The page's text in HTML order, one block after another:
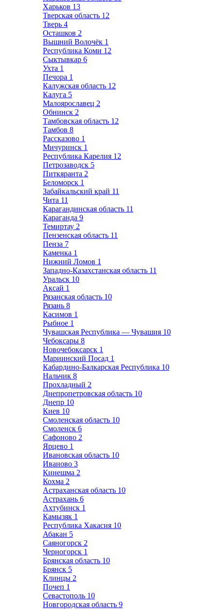
Харьков 13
Тверская область 12
Тверь 4
Осташков 2
Вышний Волочёк 1
Республика Коми 12
Сыктывкар 6
Ухта 1
Печора 1
Калужская область 12
Калуга 5
Малоярославец 2
Обнинск 2
Тамбовская область 12
Тамбов 8
Рассказово 1
Мичуринск 1
Республика Карелия 12
Петрозаводск 5
Питкяранта 2
Беломорск 1
Забайкальский край 11
Чита 11
Карагандинская область 11
Караганда 9
Темиртау 2
Пензенская область 11
Пенза 7
Каменка 1
Нижний Ломов 1
Западно-Казахстанская область 11
Уральск 10
Аксай 1
Рязанская область 10
Рязань 8
Касимов 1
Рыбное 1
Чувашская Республика — Чувашия 10
Чебоксары 8
Новочебоксарск 1
Мариинский Посад 1
Кабардино-Балкарская Республика 10
Нальчик 8
Прохладный 2
Днепропетровская область 10
Днепр 10
Киев 10
Смоленская область 10
Смоленск 6
Сафоново 2
Ярцево 1
Ивановская область 10
Иваново 3
Кинешма 2
Кохма 2
Астраханская область 10
Астрахань 6
Ахтубинск 1
Камызяк 1
Республика Хакасия 10
Абакан 5
Саяногорск 2
Черногорск 1
Брянская область 10
Брянск 5
Клинцы 2
Почеп 1
Севастополь 10
Новгородская область 9